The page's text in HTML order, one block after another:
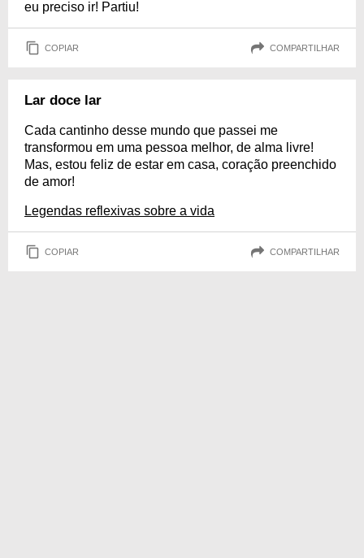
eu preciso ir! Partiu!
COPIAR COMPARTILHAR
Lar doce lar
Cada cantinho desse mundo que passei me
transformou em uma pessoa melhor, de alma livre!
Mas, estou feliz de estar em casa, coração preenchido
de amor!
Legendas reflexivas sobre a vida
COPIAR COMPARTILHAR